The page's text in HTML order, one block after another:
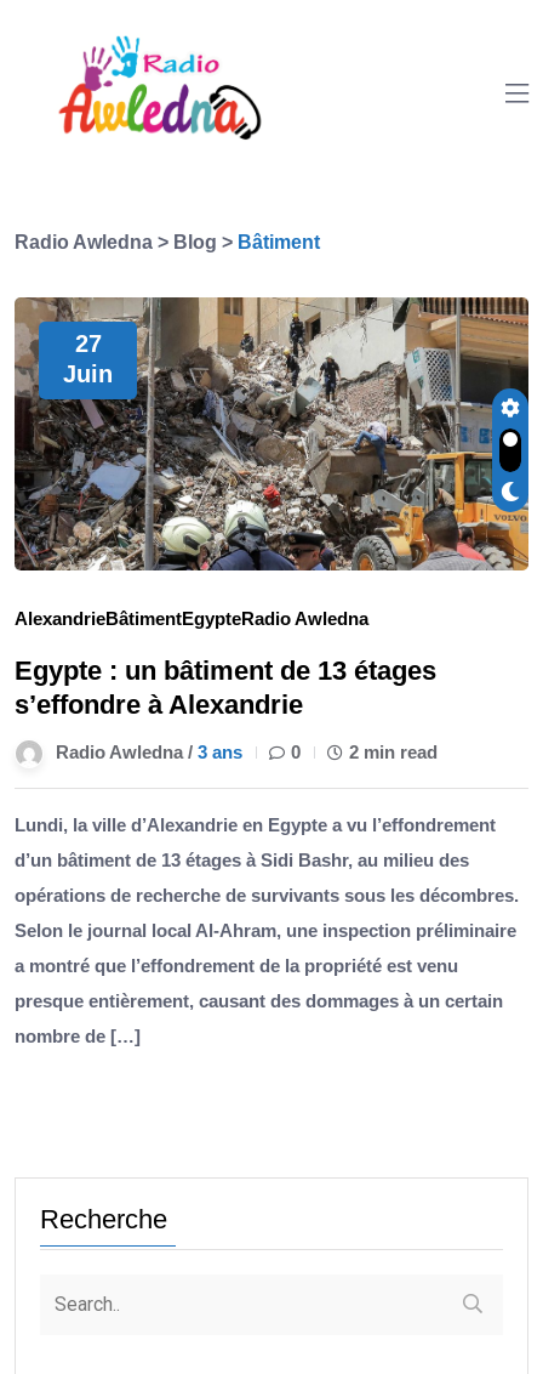
Radio Awledna > Blog > Bâtiment
27
Juin
AlexandrieBâtimentEgypteRadio Awledna
Egypte : un bâtiment de 13 étages
s’effondre à Alexandrie
Radio Awledna / 3 ans 0 2 min read
Lundi, la ville d’Alexandrie en Egypte a vu l’effondrement
d’un bâtiment de 13 étages à Sidi Bashr, au milieu des
opérations de recherche de survivants sous les décombres.
Selon le journal local Al-Ahram, une inspection préliminaire
a montré que l’effondrement de la propriété est venu
presque entièrement, causant des dommages à un certain
nombre de […]
Recherche